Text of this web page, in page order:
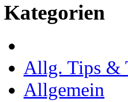
Kategorien
Allg. Tips &
Allgemein